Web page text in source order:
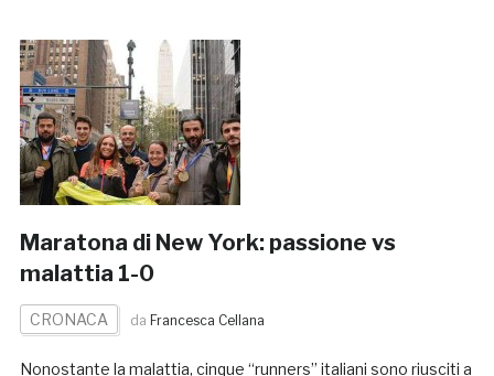
Maratona di New York: passione vs
malattia 1-0
CRONACA da Francesca Cellana
Nonostante la malattia, cinque “runners” italiani sono riusciti a